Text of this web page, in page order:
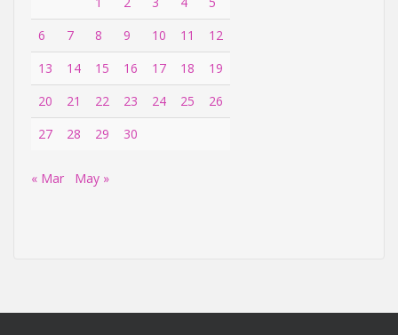
6
7 8 9 10 11
12
13
14 15 16 17 18
19
20
21 22 23 24 25
26
27
28 29 30
« Mar May »